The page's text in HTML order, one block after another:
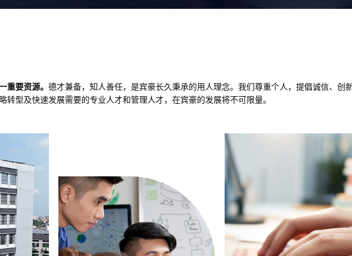
重要资源。德才兼备，知人善任，是宾豪长久秉承的用人理念。我们尊重个人，提倡诚信、创
转型及快速发展需要的专业人才和管理人才，在宾豪的发展将不可限量。